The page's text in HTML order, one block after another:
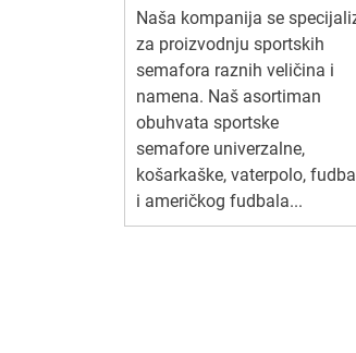
Naša kompanija se
za proizvodnju sportskih
semafora raznih veličina i
namena. Naš asortiman
obuhvata sportske
semafore univerzalne,
košarkaške, vaterpolo,
i američkog fudbala...